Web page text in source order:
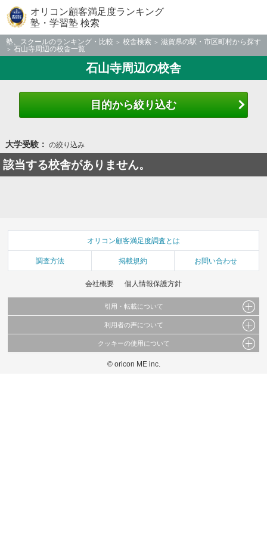
オリコン顧客満足度ランキング
塾・学習塾 検索
塾、スクールのランキング・比較 校舎検索
滋賀県の駅・市区町村から探す
石山寺周辺の校舎一覧
石山寺周辺の校舎
目的から絞り込む
大学受験： の絞り込み
該当する校舎がありません。
オリコン顧客満足度調査とは
調査方法 掲載規約 お問い合わせ
会社概要 個人情報保護方針
引用・転載について
当サイトで公開されている情報（文字、写真、イラスト、画像データ等）及びこれらの配
これらの情報を権利者の許可なく無断転載・複製などの二次利用を行うことは固く禁じて
利用者の声について
当サイトに掲載している内容はすべてサービスの利用者が提出された見解・感想です。
弊社の見解・ 意見ではないことをご理解いただいた上でご覧ください。
クッキーの使用について
このサイトでは Cookie を使用して、ユーザーに合わせたコンテンツや広告の表示、ソー
© oricon ME inc.